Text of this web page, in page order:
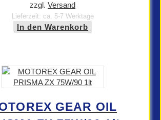
zzgl. Versand
Lieferzeit: ca. 5-7 Werktage
In den Warenkorb
GEAR OIL